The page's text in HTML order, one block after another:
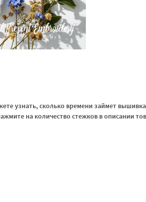
узнать, сколько времени займет
на количество стежков в описании